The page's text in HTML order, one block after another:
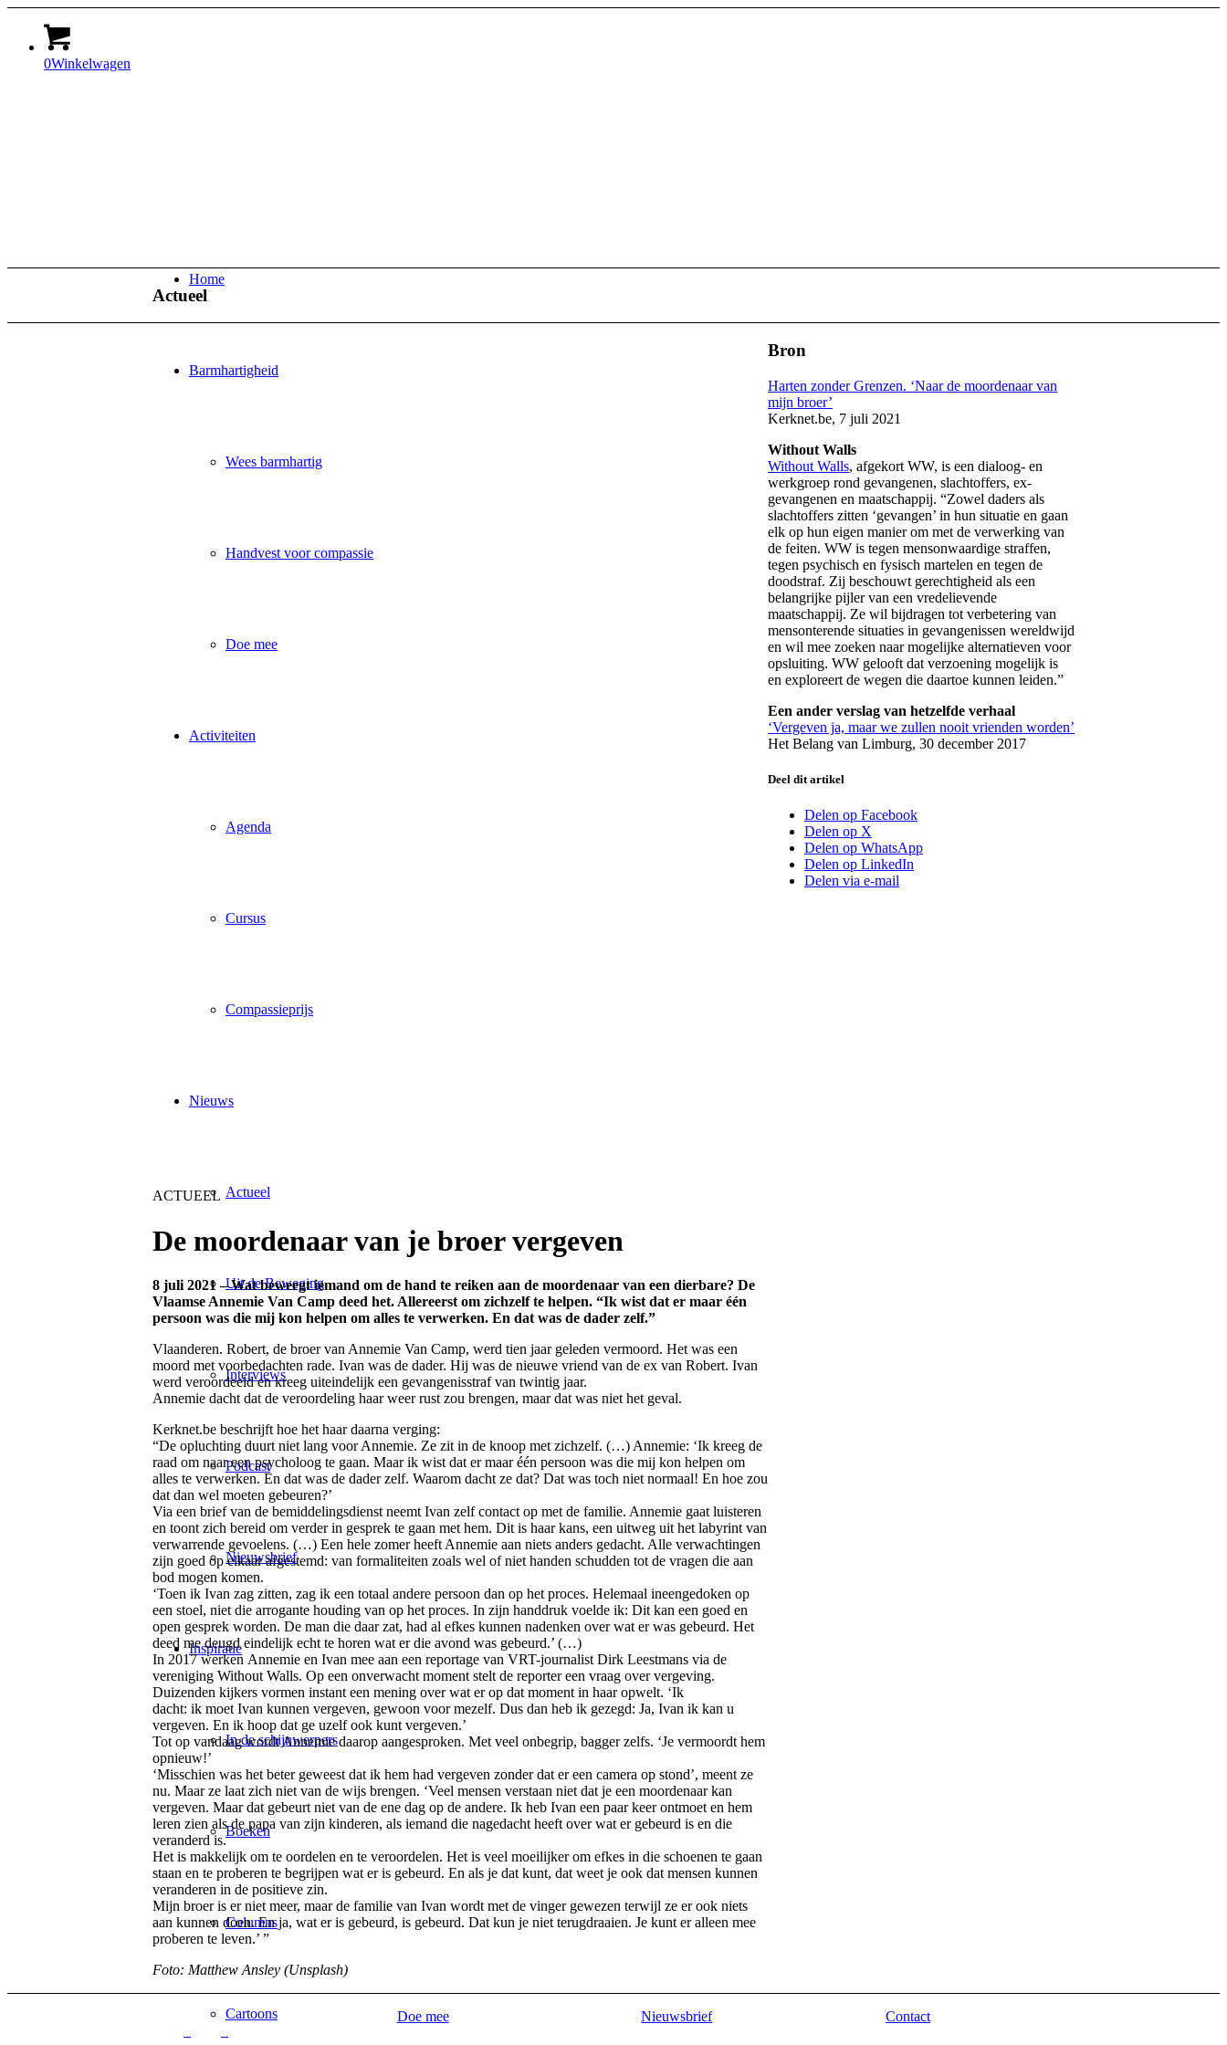
0Winkelwagen
Home
Barmhartigheid
Wees barmhartig
Handvest voor compassie
Doe mee
Activiteiten
Agenda
Cursus
Compassieprijs
Nieuws
Actueel
Uit de Beweging
Interviews
Podcast
Nieuwsbrief
Inspiratie
In de schijnwerpers
Boeken
Columns
Cartoons
Actueel
ACTUEEL
De moordenaar van je broer vergeven
8 juli 2021 – Wat beweegt iemand om de hand te reiken aan de moordenaar van een dierbare? De
Vlaamse Annemie Van Camp deed het. Allereerst om zichzelf te helpen. “Ik wist dat er maar één
persoon was die mij kon helpen om alles te verwerken. En dat was de dader zelf.”
Vlaanderen. Robert, de broer van Annemie Van Camp, werd tien jaar geleden vermoord. Het was een
moord met voorbedachten rade. Ivan was de dader. Hij was de nieuwe vriend van de ex van Robert. Ivan
werd veroordeeld en kreeg uiteindelijk een gevangenisstraf van twintig jaar.
Annemie dacht dat de veroordeling haar weer rust zou brengen, maar dat was niet het geval.
Kerknet.be beschrijft hoe het haar daarna verging:
“De opluchting duurt niet lang voor Annemie. Ze zit in de knoop met zichzelf. (…) Annemie: ‘Ik kreeg de
raad om naar een psycholoog te gaan. Maar ik wist dat er maar één persoon was die mij kon helpen om
alles te verwerken. En dat was de dader zelf. Waarom dacht ze dat? Dat was toch niet normaal! En hoe zou
dat dan wel moeten gebeuren?’
Via een brief van de bemiddelingsdienst neemt Ivan zelf contact op met de familie. Annemie gaat luisteren
en toont zich bereid om verder in gesprek te gaan met hem. Dit is haar kans, een uitweg uit het labyrint van
verwarrende gevoelens. (…) Een hele zomer heeft Annemie aan niets anders gedacht. Alle verwachtingen
zijn goed op elkaar afgestemd: van formaliteiten zoals wel of niet handen schudden tot de vragen die aan
bod mogen komen.
‘Toen ik Ivan zag zitten, zag ik een totaal andere persoon dan op het proces. Helemaal ineengedoken op
een stoel, niet die arrogante houding van op het proces. In zijn handdruk voelde ik: Dit kan een goed en
open gesprek worden. De man die daar zat, had al efkes kunnen nadenken over wat er was gebeurd. Het
deed me deugd eindelijk echt te horen wat er die avond was gebeurd.’ (…)
In 2017 werken Annemie en Ivan mee aan een reportage van VRT-journalist Dirk Leestmans via de
vereniging Without Walls. Op een onverwacht moment stelt de reporter een vraag over vergeving.
Duizenden kijkers vormen instant een mening over wat er op dat moment in haar opwelt. ‘Ik
dacht: ik moet Ivan kunnen vergeven, gewoon voor mezelf. Dus dan heb ik gezegd: Ja, Ivan ik kan u
vergeven. En ik hoop dat ge uzelf ook kunt vergeven.’
Tot op vandaag wordt Annemie daarop aangesproken. Met veel onbegrip, bagger zelfs. ‘Je vermoordt hem
opnieuw!’
‘Misschien was het beter geweest dat ik hem had vergeven zonder dat er een camera op stond’, meent ze
nu. Maar ze laat zich niet van de wijs brengen. ‘Veel mensen verstaan niet dat je een moordenaar kan
vergeven. Maar dat gebeurt niet van de ene dag op de andere. Ik heb Ivan een paar keer ontmoet en hem
leren zien als de papa van zijn kinderen, als iemand die nagedacht heeft over wat er gebeurd is en die
veranderd is.
Het is makkelijk om te oordelen en te veroordelen. Het is veel moeilijker om efkes in die schoenen te gaan
staan en te proberen te begrijpen wat er is gebeurd. En als je dat kunt, dat weet je ook dat mensen kunnen
veranderen in de positieve zin.
Mijn broer is er niet meer, maar de familie van Ivan wordt met de vinger gewezen terwijl ze er ook niets
aan kunnen doen. En ja, wat er is gebeurd, is gebeurd. Dat kun je niet terugdraaien. Je kunt er alleen mee
proberen te leven.’ ”
Foto: Matthew Ansley (Unsplash)
Bron
Harten zonder Grenzen. ‘Naar de moordenaar van
mijn broer’
Kerknet.be, 7 juli 2021
Without Walls
Without Walls, afgekort WW, is een dialoog- en
werkgroep rond gevangenen, slachtoffers, ex-
gevangenen en maatschappij. “Zowel daders als
slachtoffers zitten ‘gevangen’ in hun situatie en gaan
elk op hun eigen manier om met de verwerking van
de feiten. WW is tegen mensonwaardige straffen,
tegen psychisch en fysisch martelen en tegen de
doodstraf. Zij beschouwt gerechtigheid als een
belangrijke pijler van een vredelievende
maatschappij. Ze wil bijdragen tot verbetering van
mensonterende situaties in gevangenissen wereldwijd
en wil mee zoeken naar mogelijke alternatieven voor
opsluiting. WW gelooft dat verzoening mogelijk is
en exploreert de wegen die daartoe kunnen leiden.”
Een ander verslag van hetzelfde verhaal
‘Vergeven ja, maar we zullen nooit vrienden worden’
Het Belang van Limburg, 30 december 2017
Deel dit artikel
Delen op Facebook
Delen op X
Delen op WhatsApp
Delen op LinkedIn
Delen via e-mail
Doe mee Nieuwsbrief Contact